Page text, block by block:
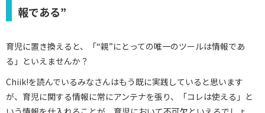
報である”
育児に置き換えると、「“親”にとっての唯一のツールは情報であ
る」といえませんか？
Chiik!を読んでいるみなさんはもう既に実践していると思います
が、育児に関する情報に常にアンテナを張り、「コレは使える」と